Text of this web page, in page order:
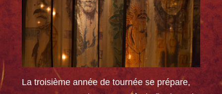
La troisième année de tournée se prépare,